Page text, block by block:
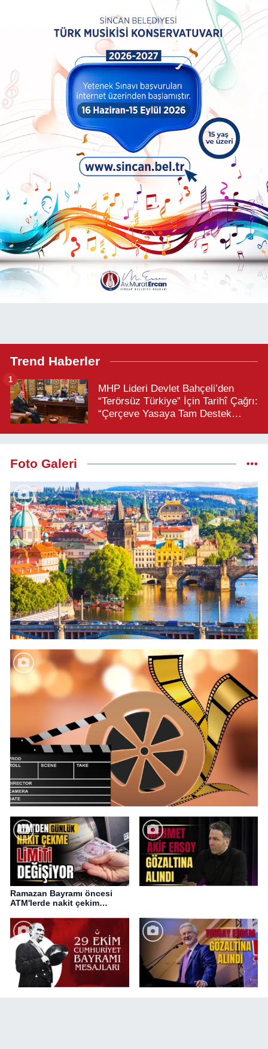
Trend Haberler
MHP Lideri Devlet Bahçeli’den
“Terörsüz Türkiye” İçin Tarihî Çağrı:
“Çerçeve Yasaya Tam Destek
1
Foto Galeri
Ramazan Bayramı öncesi
ATM'lerde nakit çekim